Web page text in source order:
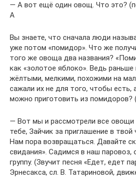
— А вот ещё один овощ. Что это?
А
Вы знаете, что сначала люди
уже потом «помидор». Что же
того же овоща два названия?
как «золотое яблоко». Ведь
жёлтыми, мелкими, похожими на
сажали их не для того, чтобы есть,
можно приготовить из помидоров?
— Вот мы и рассмотрели все овощи
тебе, Зайчик за приглашение в
Нам пора возвращаться. Давайте
свидания». Садимся в наш паровоз,
группу. (Звучит песня «Едет, едет
Эрнесакса, сл. В. Татариновой,